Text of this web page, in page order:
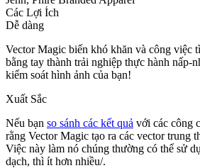
Các Lợi Ích
Dễ dàng
Vector Magic biến khó khăn và công việc
bằng tay thành trải nghiệp thực hành nấp-
kiểm soát hình ảnh của bạn!
Xuất Sắc
Nếu bạn so sánh các kết quả với các công
rằng Vector Magic tạo ra các vector trung
Việc này làm nó chúng thường có thể sử
dạch, thì ít hơn nhiều/.